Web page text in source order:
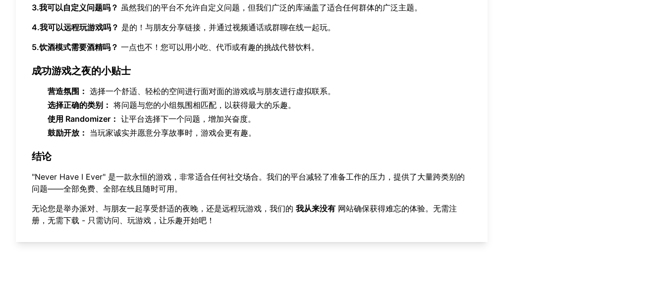
3.我可以自定义问题吗？ 虽然我们的平台不允许自定义问题，但我们广泛的库涵盖了适合任何群体的广泛主题。
4.我可以远程玩游戏吗？ 是的！与朋友分享链接，并通过视频通话或群聊在线一起玩。
5.饮酒模式需要酒精吗？ 一点也不！您可以用小吃、代币或有趣的挑战代替饮料。
成功游戏之夜的小贴士
营造氛围： 选择一个舒适、轻松的空间进行面对面的游戏或与朋友进行虚拟联系。
选择正确的类别： 将问题与您的小组氛围相匹配，以获得最大的乐趣。
使用 Randomizer： 让平台选择下一个问题，增加兴奋度。
鼓励开放： 当玩家诚实并愿意分享故事时，游戏会更有趣。
结论
"Never Have I Ever" 是一款永恒的游戏，非常适合任何社交场合。我们的平台减轻了准备工作的压力，提供了大量跨类别的
问题——全部免费、全部在线且随时可用。
无论您是举办派对、与朋友一起享受舒适的夜晚，还是远程玩游戏，我们的 我从来没有 网站确保获得难忘的体验。无需注
册，无需下载 - 只需访问、玩游戏，让乐趣开始吧！